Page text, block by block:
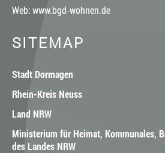
Web:www.bgd-wohnen.de
SITEMAP
Stadt Dormagen
Rhein-Kreis Neuss
Land NRW
Ministerium für Heimat, Kommunales,
des Landes NRW